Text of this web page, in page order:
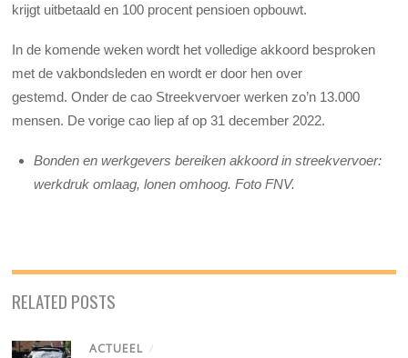
krijgt uitbetaald en 100 procent pensioen opbouwt.
In de komende weken wordt het volledige akkoord besproken
met de vakbondsleden en wordt er door hen over
gestemd. Onder de cao Streekvervoer werken zo’n 13.000
mensen. De vorige cao liep af op 31 december 2022.
Bonden en werkgevers bereiken akkoord in streekvervoer:
werkdruk omlaag, lonen omhoog. Foto FNV.
RELATED POSTS
ACTUEEL /